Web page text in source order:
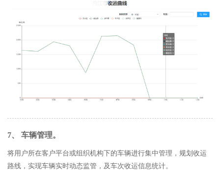
7、 车辆管理。
将用户所在客户平台或组织机构下的车辆进行集中管理，规划收运
路线，实现车辆实时动态监管，及车次收运信息统计。